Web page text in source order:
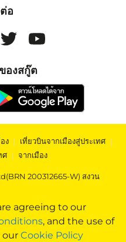
agreeing to our
, and the use of
our Cookie Policy
อ
องสกู๊ต
ง | เที่ยวบินจากเมืองสู่ประเทศ |
ศ | จากเมือง
200312665-W) สงวน